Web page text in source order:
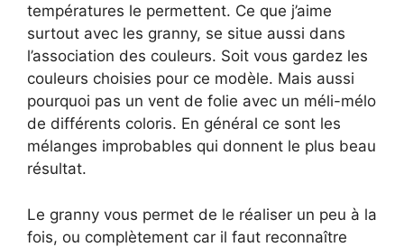
températures le permettent. Ce que j’aime
surtout avec les granny, se situe aussi dans
l’association des couleurs. Soit vous gardez les
couleurs choisies pour ce modèle. Mais aussi
pourquoi pas un vent de folie avec un méli-mélo
de différents coloris. En général ce sont les
mélanges improbables qui donnent le plus beau
résultat.
Le granny vous permet de le réaliser un peu à la
fois, ou complètement car il faut reconnaître